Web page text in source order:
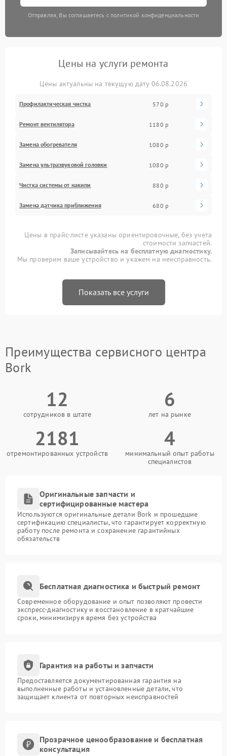
Отправляя, Вы соглашаетесь с политикой конфиденциальности
Цены на услуги ремонта
Цены актуальны на текущую дату 06.08.2026
Профилактическая чистка 570 р
Ремонт вентилятора 1180 р
Замена обогревателя 1080 р
Замена ультразвуковой головки 1080 р
Чистка системы от накипи 880 р
Замена датчика приближения 680 р
Цены в прайс-листе указаны ориентировочные, без учета
стоимости запчастей.
Записывайтесь на бесплатную диагностику.
Мы проверим ваше устройство и укажем на неисправность.
Показать все услуги
Преимущества сервисного центра
Bork
12
сотрудников в штате
6
лет на рынке
2181
отремонтированных устройств
4
минимальный опыт работы
специалистов
Оригинальные запчасти и
сертифицированные мастера
Используются оригинальные детали Bork и прошедшие
сертификацию специалисты, что гарантирует корректную
работу после ремонта и сохранение гарантийных
обязательств
Бесплатная диагностика и быстрый ремонт
Современное оборудование и опыт позволяют провести
экспресс-диагностику и восстановление в кратчайшие
сроки, минимизируя время без устройства
Гарантия на работы и запчасти
Предоставляется документированная гарантия на
выполненные работы и установленные детали, что
защищает клиента от повторных неисправностей
Прозрачное ценообразование и бесплатная
консультация